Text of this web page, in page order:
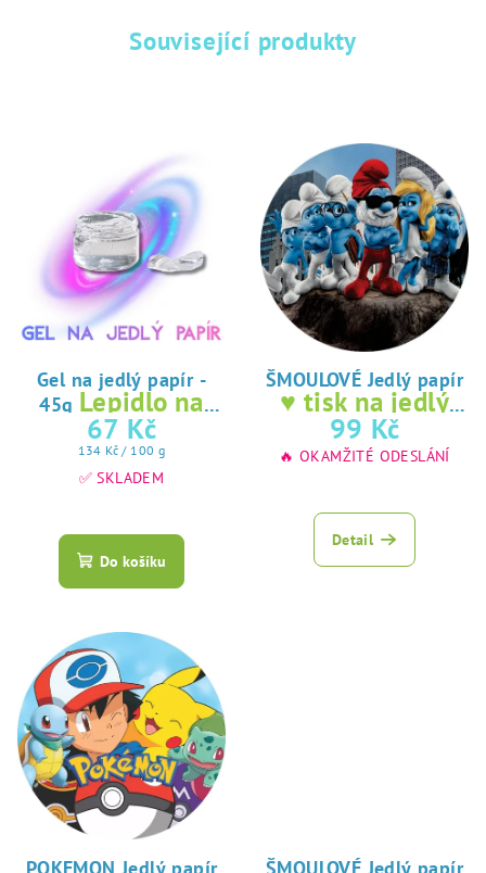
Související produkty
Gel na jedlý papír -
45g Lepidlo na
jedlý papír
67 Kč
Měrná
cena:
134 Kč / 100 g
✅ SKLADEM
hodnocení
produktu
hvězdiček.
Do košíku
ŠMOULOVÉ Jedlý papír
♥ tisk na jedlý
papír
99 Kč
🔥 OKAMŽITÉ ODESLÁNÍ
Detail